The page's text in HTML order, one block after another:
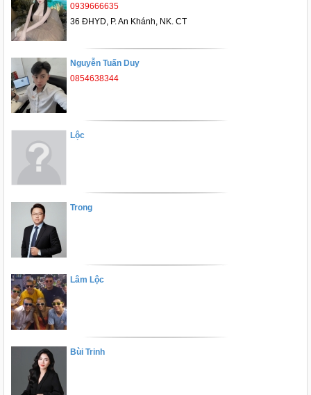
0939666635
36 ĐHYD, P. An Khánh, NK. CT
Nguyễn Tuấn Duy
0854638344
Lộc
Trong
Lâm Lộc
Bùi Trinh